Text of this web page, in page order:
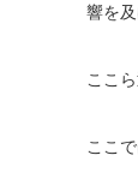
響を
ここ
ここ